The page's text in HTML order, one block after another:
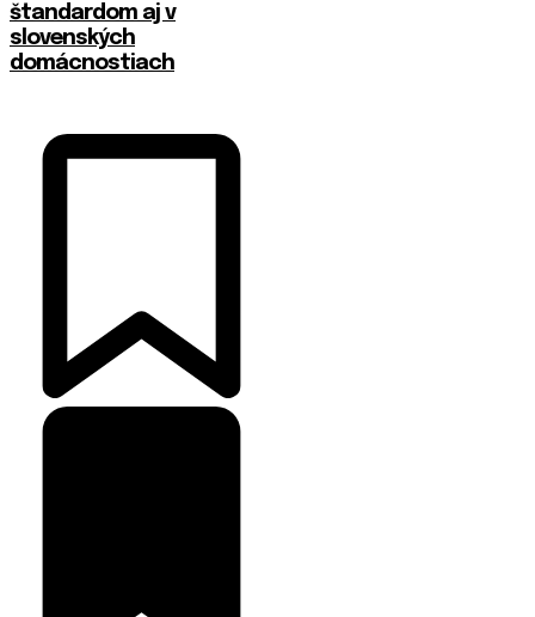
štandardom aj v
slovenských
domácnostiach